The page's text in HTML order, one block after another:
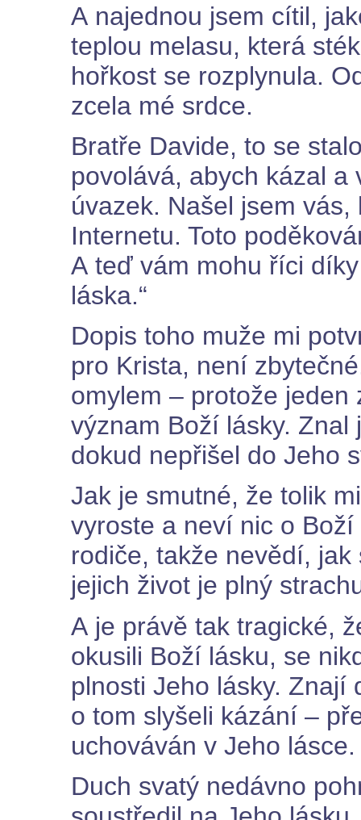
A najednou jsem cítil,
teplou melasu, která
hořkost se rozplynula.
zcela mé srdce.
Bratře Davide, to se
povolává, abych kázal
úvazek. Našel jsem
Internetu. Toto
A teď vám mohu říci
láska.“
Dopis toho muže mi
pro Krista, není
omylem – protože jeden
význam Boží lásky.
dokud nepřišel do Jeho
Jak je smutné, že tolik
vyroste a neví nic o
rodiče, takže nevědí,
jejich život je plný
A je právě tak tragické,
okusili Boží lásku, se
plnosti Jeho lásky. Znají
o tom slyšeli kázání –
uchováván v Jeho lásce.
Duch svatý nedávno